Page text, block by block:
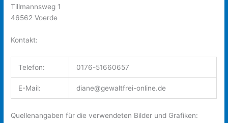
Tillmannsweg 1
46562 Voerde
Kontakt:
Telefon: 0176-51660657
E-Mail: diane@gewaltfrei-online.de
Quellenangaben für die verwendeten Bilder und Grafiken: